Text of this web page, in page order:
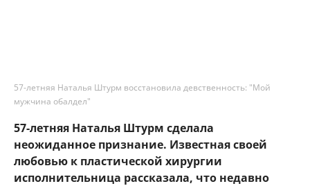
57-летняя Наталья Штурм восстановила девственность: "Мой
мужчина обалдел"
57-летняя Наталья Штурм сделала
неожиданное признание. Известная своей
любовью к пластической хирургии
исполнительница рассказала, что недавно